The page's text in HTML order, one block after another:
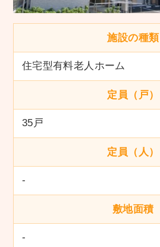
施設の種類
住宅型有料老人ホーム
定員（戸）
35戸
定員（人）
-
敷地面積
-